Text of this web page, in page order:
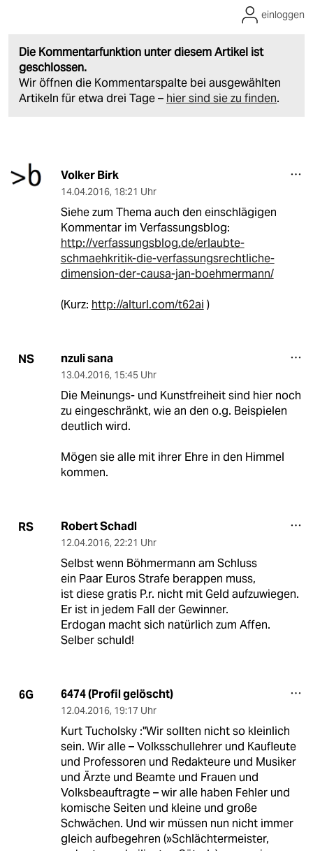
Die Kommentarfunktion unter diesem Artikel ist
geschlossen.
Wir öffnen die Kommentarspalte bei ausgewählten
Artikeln für etwa drei Tage – hier sind sie zu finden.
einloggen
Volker Birk
14.04.2016, 18:21 Uhr
Siehe zum Thema auch den einschlägigen
Kommentar im Verfassungsblog:
http://verfassungsblog.de/erlaubte-
schmaehkritik-die-verfassungsrechtliche-
dimension-der-causa-jan-boehmermann/
(Kurz: http://alturl.com/t62ai )
NS nzuli sana
13.04.2016, 15:45 Uhr
Die Meinungs- und Kunstfreiheit sind hier noch
zu eingeschränkt, wie an den o.g. Beispielen
deutlich wird.
Mögen sie alle mit ihrer Ehre in den Himmel
kommen.
RS Robert Schadl
12.04.2016, 22:21 Uhr
Selbst wenn Böhmermann am Schluss
ein Paar Euros Strafe berappen muss,
ist diese gratis P.r. nicht mit Geld aufzuwiegen.
Er ist in jedem Fall der Gewinner.
Erdogan macht sich natürlich zum Affen.
Selber schuld!
6G 6474 (Profil gelöscht)
12.04.2016, 19:17 Uhr
Kurt Tucholsky :"Wir sollten nicht so kleinlich
sein. Wir alle – Volksschullehrer und Kaufleute
und Professoren und Redakteure und Musiker
und Ärzte und Beamte und Frauen und
Volksbeauftragte – wir alle haben Fehler und
komische Seiten und kleine und große
Schwächen. Und wir müssen nun nicht immer
gleich aufbegehren (»Schlächtermeister,